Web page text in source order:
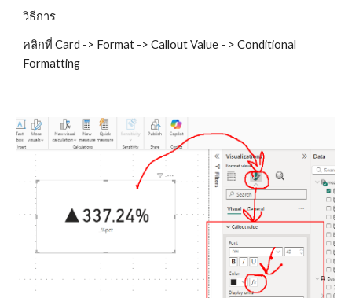
วิธีการ
คลิกที่ Card -> Format -> Callout Value - > Conditional
Formatting